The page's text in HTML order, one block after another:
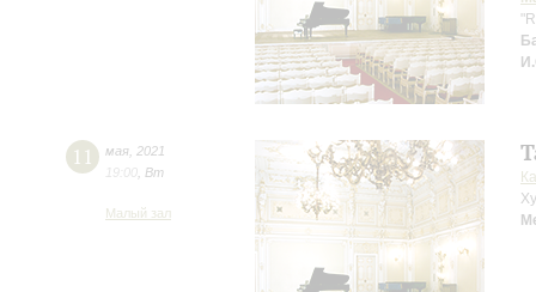
11 мая 2021
19:00 Вт
Малый зал